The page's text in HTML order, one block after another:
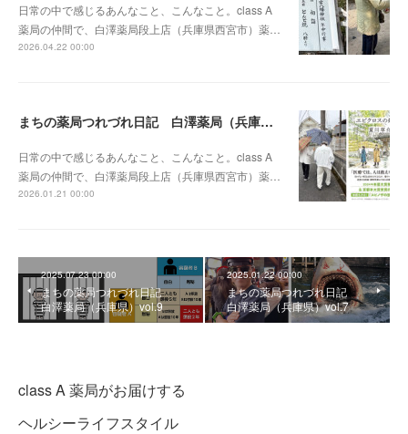
日常の中で感じるあんなこと、こんなこと。class A
薬局の仲間で、白澤薬局段上店（兵庫県西宮市）薬…
2026.04.22 00:00
まちの薬局つれづれ日記 白澤薬局（兵庫県）vol.11
日常の中で感じるあんなこと、こんなこと。class A
薬局の仲間で、白澤薬局段上店（兵庫県西宮市）薬…
2026.01.21 00:00
2025.07.23 00:00
まちの薬局つれづれ日記
白澤薬局（兵庫県）vol.9
2025.01.22 00:00
まちの薬局つれづれ日記
白澤薬局（兵庫県）vol.7
class A 薬局がお届けする
ヘルシーライフスタイル